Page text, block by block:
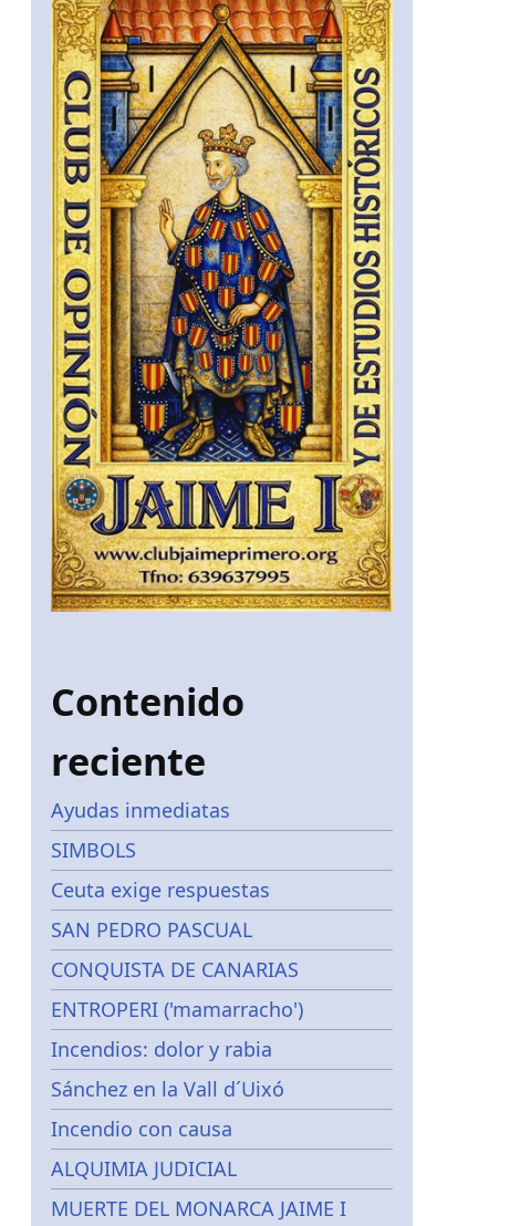
Contenido
reciente
Ayudas inmediatas
SIMBOLS
Ceuta exige respuestas
SAN PEDRO PASCUAL
CONQUISTA DE CANARIAS
ENTROPERI ('mamarracho')
Incendios: dolor y rabia
Sánchez en la Vall d´Uixó
Incendio con causa
ALQUIMIA JUDICIAL
MUERTE DEL MONARCA JAIME I